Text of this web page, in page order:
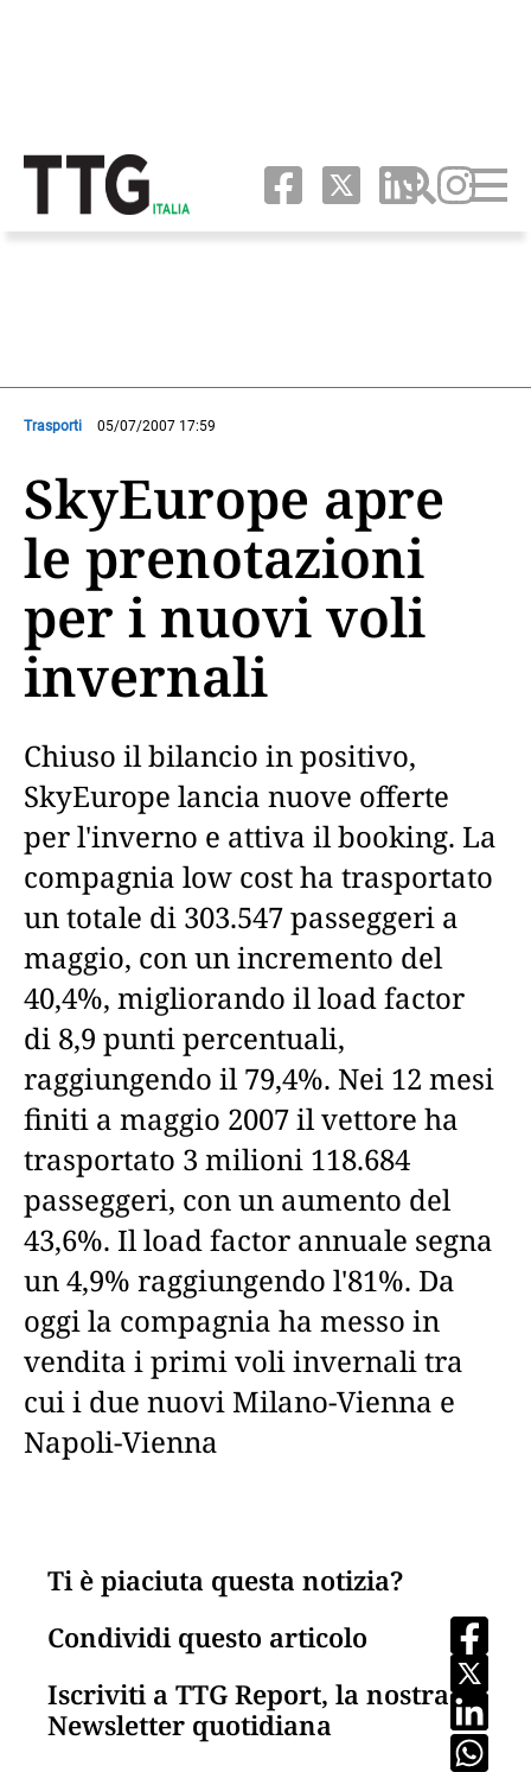
Trasporti 05/07/2007 17:59
SkyEurope apre
le prenotazioni
per i nuovi voli
invernali
Chiuso il bilancio in positivo,
SkyEurope lancia nuove offerte
per l'inverno e attiva il booking. La
compagnia low cost ha trasportato
un totale di 303.547 passeggeri a
maggio, con un incremento del
40,4%, migliorando il load factor
di 8,9 punti percentuali,
raggiungendo il 79,4%. Nei 12 mesi
finiti a maggio 2007 il vettore ha
trasportato 3 milioni 118.684
passeggeri, con un aumento del
43,6%. Il load factor annuale segna
un 4,9% raggiungendo l'81%. Da
oggi la compagnia ha messo in
vendita i primi voli invernali tra
cui i due nuovi Milano-Vienna e
Napoli-Vienna
Ti è piaciuta questa notizia?
Condividi questo articolo
Iscriviti a TTG Report, la nostra
Newsletter quotidiana